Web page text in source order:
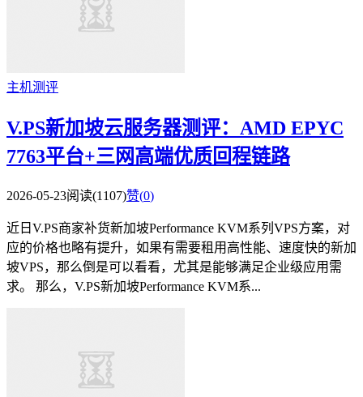
主机测评
V.PS新加坡云服务器测评：AMD EPYC
7763平台+三网高端优质回程链路
2026-05-23阅读(1107)赞(0)
近日V.PS商家补货新加坡Performance KVM系列VPS方案，对
应的价格也略有提升，如果有需要租用高性能、速度快的新加
坡VPS，那么倒是可以看看，尤其是能够满足企业级应用需
求。 那么，V.PS新加坡Performance KVM系...